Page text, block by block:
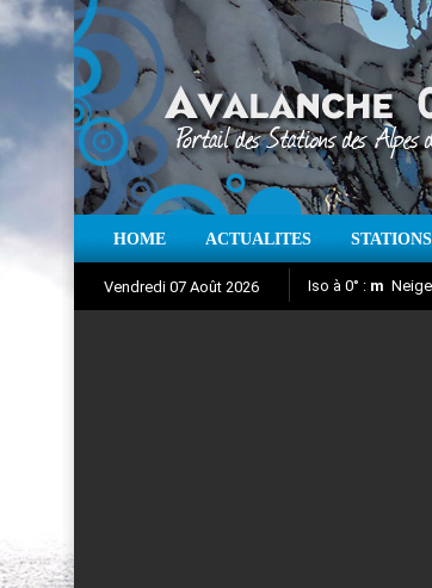
HOME ACTUALITES STATIONS
Vendredi 07 Août 2026 Iso à 0° : m
Suivez en direct